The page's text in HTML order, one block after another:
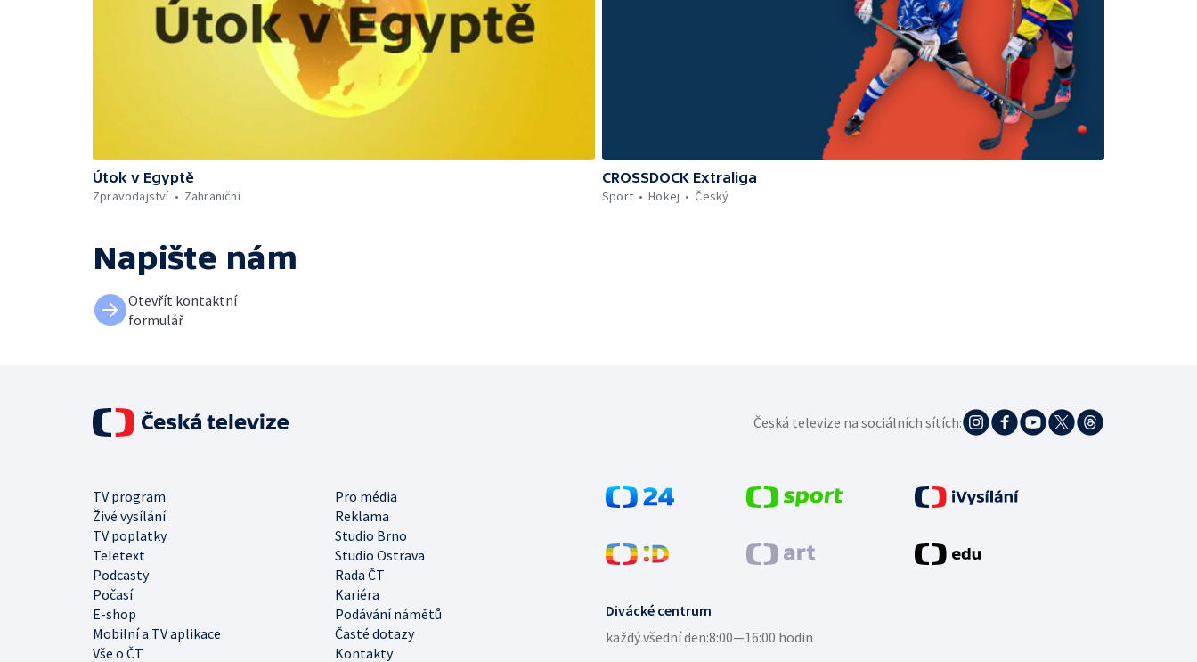
Útok v Egyptě
Zpravodajství
Zahraniční
CROSSDOCK Extraliga
Sport
Hokej Český
Napište nám
Otevřít kontaktní
formulář
Divácké centrum
každý všední den:8:00—16:00 hodin
TV program
Pro média
Živé vysílání
Reklama
TV poplatky
Studio Brno
Teletext
Studio Ostrava
Podcasty
Rada ČT
Počasí
Kariéra
E-shop
Podávání námětů
Mobilní a TV aplikace
Časté dotazy
Vše o ČT
Kontakty
Česká televize na sociálních sítích: